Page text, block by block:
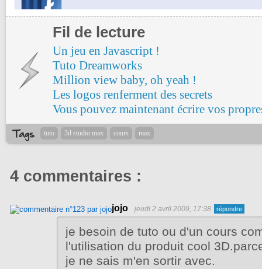
Fil de lecture
Un jeu en Javascript !
Tuto Dreamworks
Million view baby, oh yeah !
Les logos renferment des secrets
Vous pouvez maintenant écrire vos
tuto 3d studio max cours max
4 commentaires :
jojo jeudi 2 avril 2009, 17:38
je besoin de tuto ou d'un cours
l'utilisation du produit cool
je ne sais m'en sortir avec.